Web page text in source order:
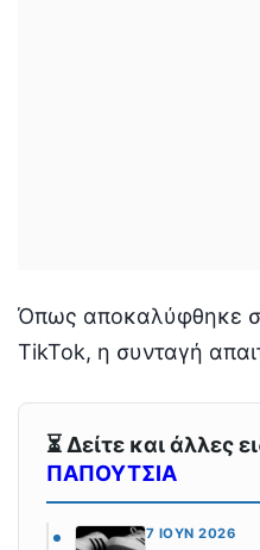
Όπως αποκαλύφθηκε
TikTok, η συνταγή
⏳ Δείτε και άλλες
ΠΑΠΟΥΤΣΙΑ
7 ΙΟΎΝ 2026